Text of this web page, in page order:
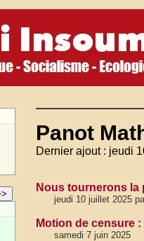
Panot
Dernier ajout : jeudi
Nous tournerons la
jeudi 10 juillet 2025
Motion de censure
samedi 7 juin 2025